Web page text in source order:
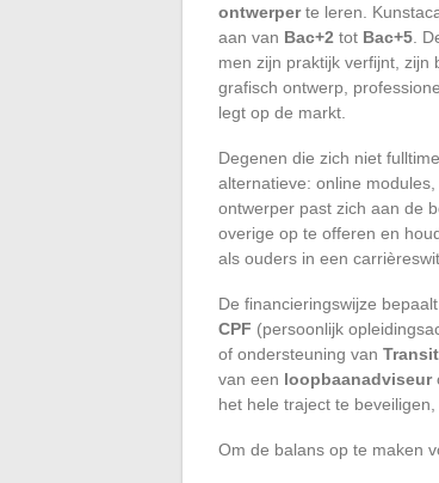
ontwerperte leren.
aan van Bac+2 tot Bac+5 .
men zijn praktijk verfijnt, zijn
grafisch ontwerp,
legt op de markt.
Degenen die zich niet
alternatieve: online
ontwerper past zich aan de
overige op te offeren en
als ouders in een
De financieringswijze
CPF (persoonlijk
of ondersteuning van
van een loopbaanadviseur
het hele traject te
Om de balans op te maken